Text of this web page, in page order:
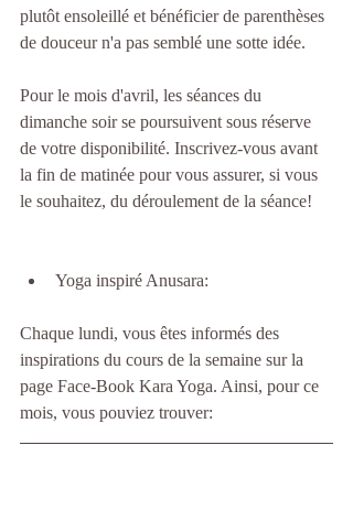
plutôt ensoleillé et bénéficier de parenthèses
de douceur n'a pas semblé une sotte idée.
Pour le mois d'avril, les séances du
dimanche soir se poursuivent sous réserve
de votre disponibilité. Inscrivez-vous avant
la fin de matinée pour vous assurer, si vous
le souhaitez, du déroulement de la séance!
Yoga inspiré Anusara:
Chaque lundi, vous êtes informés des
inspirations du cours de la semaine sur la
page Face-Book Kara Yoga. Ainsi, pour ce
mois, vous pouviez trouver: